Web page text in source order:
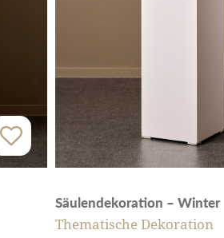
Säulendekoration – Winter
Thematische Dekoration